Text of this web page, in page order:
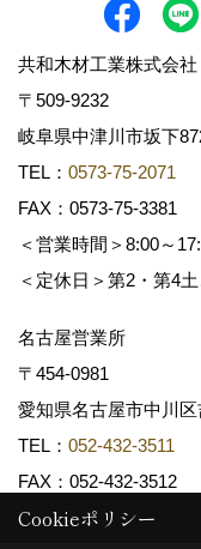
共和木材工業株式会社
〒509-9232
岐阜県中津川市坂下
TEL： 0573-75-2071
FAX：0573-75-3381
＜営業時間＞8:00～
＜定休日＞第2・第4
名古屋営業所
〒454-0981
愛知県名古屋市中川
TEL： 052-432-3511
FAX：052-432-3512
Cookieポリシー